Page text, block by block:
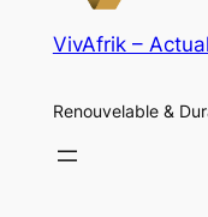
VivAfrik –
Renouvelable &